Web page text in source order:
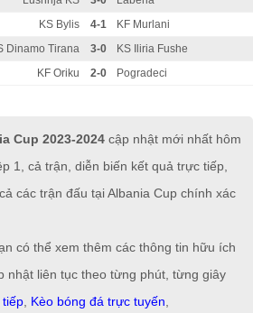
KS Bylis 4-1
KF Murlani
Dinamo Tirana 3-0
KS Iliria Fushe
KF Oriku 2-0 Pogradeci
Cup 2023-2024 cập nhật mới nhất hôm
1, cả trận, diễn biến kết quả trực tiếp,
các trận đấu tại Albania Cup chính xác
có thể xem thêm các thông tin hữu ích
nhật liên tục theo từng phút, từng giây
tiếp Kèo bóng đá trực tuyến